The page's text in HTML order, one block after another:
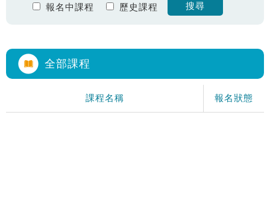
報名中課程 歷史課程 搜尋
全部課程
課程名稱 報名狀態